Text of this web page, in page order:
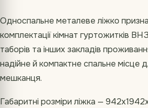
Односпальне металеве ліжко
комплектації кімнат гуртожитків
таборів та інших закладів
надійне й компактне спальне місце
мешканця.
Габаритні розміри ліжка —